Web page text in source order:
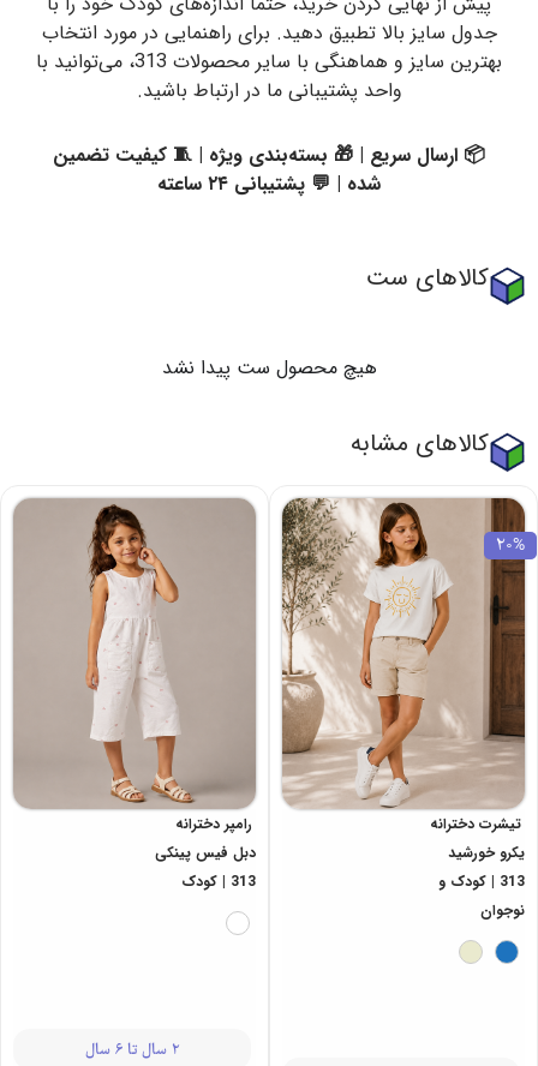
جدول سایز بالا تطبیق دهید. برای راهنمایی در مورد انتخاب
بهترین سایز و هماهنگی با سایر محصولات 313، می‌توانید با
واحد پشتیبانی ما در ارتباط باشید.
📦 ارسال سریع | 🎁 بسته‌بندی ویژه | 🧵 کیفیت تضمین
شده | 💬 پشتیبانی ۲۴ ساعته
کالاهای ست
هیچ محصول ست پیدا نشد
کالاهای مشابه
20%
تیشرت دخترانه
یکرو خورشید
313 | کودک و
نوجوان
رامپر دخترانه
دبل فیس پینکی
313 | کودک
2 سال تا 6 سال